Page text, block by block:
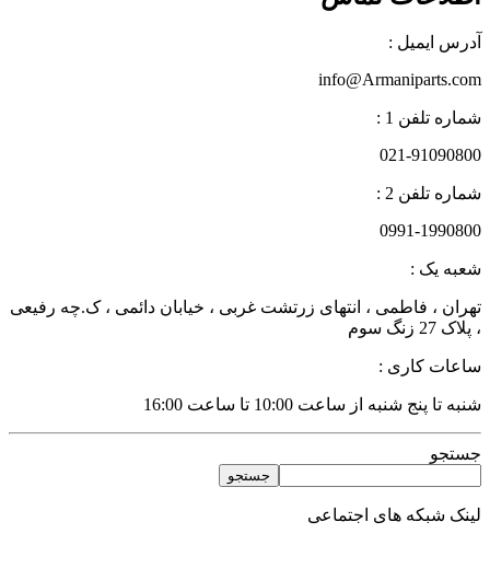
آدرس ایمیل :
info@Armaniparts.com
شماره تلفن 1 :
021-91090800
شماره تلفن 2 :
0991-1990800
شعبه یک :
تهران ، فاطمی ، انتهای زرتشت غربی ، خیابان دائمی ، ک.چه رفیعی
، پلاک 27 زنگ سوم
ساعات کاری :
شنبه تا پنج شنبه از ساعت 10:00 تا ساعت 16:00
جستجو
جستجو
لینک شبکه های اجتماعی